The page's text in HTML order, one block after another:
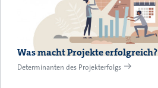
Was macht Projekte erfolgreich?
Determinanten des Projekterfolgs